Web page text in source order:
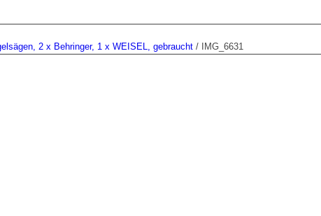
2 x Behringer, 1 x WEISEL, gebraucht / IMG_6631